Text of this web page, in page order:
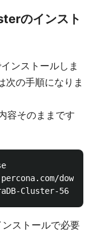
のインスト
ンストールしま
次の手順になりま
容そのままです
ストールで必要